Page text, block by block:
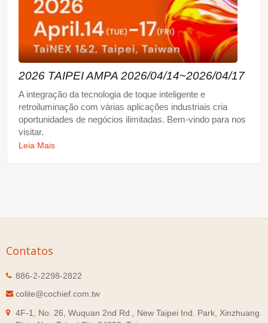
2026 TAIPEI AMPA 2026/04/14~2026/04/17
A integração da tecnologia de toque inteligente e
retroiluminação com várias aplicações industriais cria
oportunidades de negócios ilimitadas. Bem-vindo para nos
visitar.
Leia Mais
Contatos
886-2-2298-2822
colite@cochief.com.tw
4F-1, No. 26, Wuquan 2nd Rd., New Taipei Ind. Park, Xinzhuang